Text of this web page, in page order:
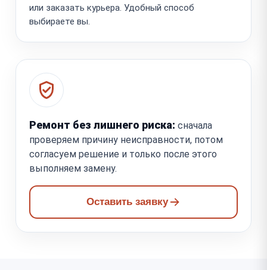
или заказать курьера. Удобный способ
выбираете вы.
Ремонт без лишнего риска: сначала
проверяем причину неисправности, потом
согласуем решение и только после этого
выполняем замену.
Оставить заявку